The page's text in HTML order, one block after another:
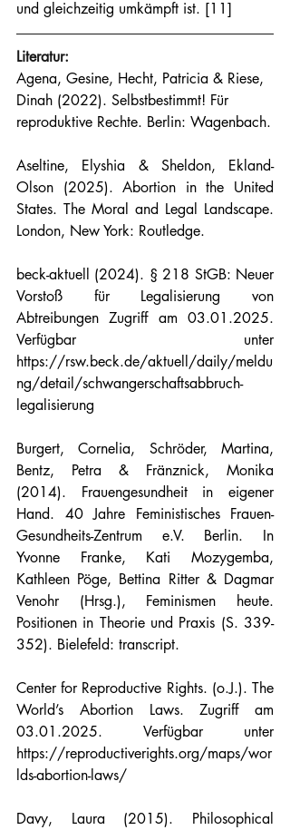
und gleichzeitig umkämpft ist. [11]
Literatur:
Agena, Gesine, Hecht, Patricia & Riese,
Dinah (2022). Selbstbestimmt! Für
reproduktive Rechte. Berlin: Wagenbach.
Aseltine, Elyshia & Sheldon, Ekland-
Olson (2025). Abortion in the United
States. The Moral and Legal Landscape.
London, New York: Routledge.
beck-aktuell (2024). § 218 StGB: Neuer
Vorstoß für Legalisierung von
Abtreibungen Zugriff am 03.01.2025.
Verfügbar unter
https://rsw.beck.de/aktuell/daily/meldu
ng/detail/schwangerschaftsabbruch-
legalisierung
Burgert, Cornelia, Schröder, Martina,
Bentz, Petra & Fränznick, Monika
(2014). Frauengesundheit in eigener
Hand. 40 Jahre Feministisches Frauen-
Gesundheits-Zentrum e.V. Berlin. In
Yvonne Franke, Kati Mozygemba,
Kathleen Pöge, Bettina Ritter & Dagmar
Venohr (Hrsg.), Feminismen heute.
Positionen in Theorie und Praxis (S. 339-
352). Bielefeld: transcript.
Center for Reproductive Rights. (o.J.). The
World’s Abortion Laws. Zugriff am
03.01.2025. Verfügbar unter
https://reproductiverights.org/maps/wor
lds-abortion-laws/
Davy, Laura (2015). Philosophical